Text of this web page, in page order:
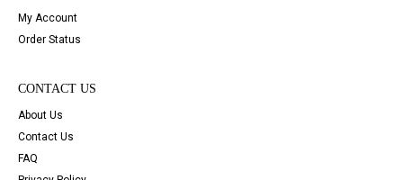
My Account
Order Status
CONTACT US
About Us
Contact Us
FAQ